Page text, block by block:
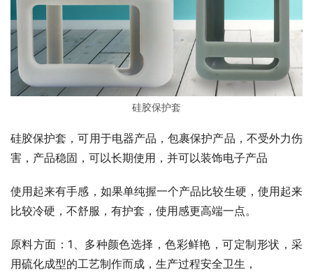
硅胶保护套
硅胶保护套，可用于电器产品，包裹保护产品，不受外力伤
害，产品稳固，可以长期使用，并可以装饰电子产品
使用起来有手感，如果单纯握一个产品比较生硬，使用起来
比较冷硬，不舒服，有护套，使用感更高端一点。
原料方面：1、多种颜色选择，色彩鲜艳，可定制形状，采
用硫化成型的工艺制作而成，生产过程安全卫生，